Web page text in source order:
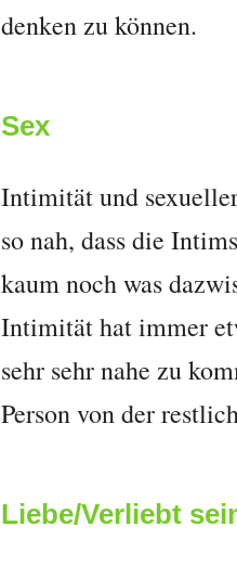
denken zu können.
Sex
Intimität und
so nah, dass die
kaum noch was
Intimität hat immer
sehr sehr nahe zu
Person von der
Liebe/Verliebt